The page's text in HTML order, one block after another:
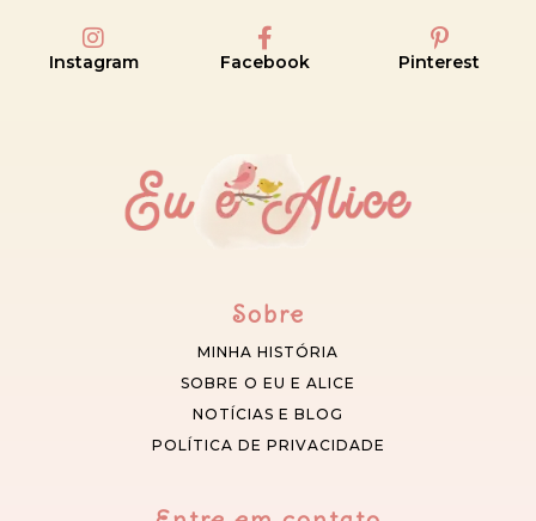
Instagram Facebook Pinterest
Sobre
MINHA HISTÓRIA
SOBRE O EU E ALICE
NOTÍCIAS E BLOG
POLÍTICA DE PRIVACIDADE